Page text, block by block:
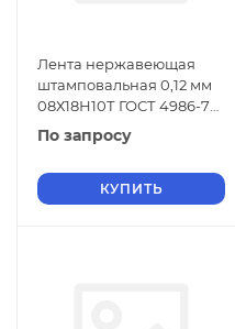
Лента нержавеющая
штамповальная 0,12 мм
08Х18Н10Т ГОСТ 4986-79
г/к
По запросу
КУПИТЬ